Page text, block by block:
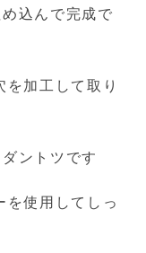
込んで完成で
加工して取り
ントツです
を使用してしっ